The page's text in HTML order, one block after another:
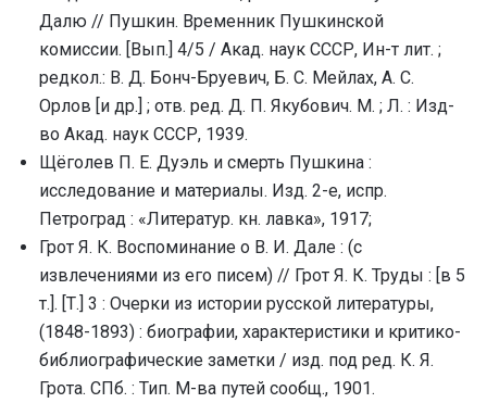
Далю // Пушкин. Временник Пушкинской
комиссии. [Вып.] 4/5 / Акад. наук СССР, Ин-т лит. ;
редкол.: В. Д. Бонч-Бруевич, Б. С. Мейлах, А. С.
Орлов [и др.] ; отв. ред. Д. П. Якубович. М. ; Л. : Изд-
во Акад. наук СССР, 1939.
Щёголев П. Е. Дуэль и смерть Пушкина :
исследование и материалы. Изд. 2-е, испр.
Петроград : «Литератур. кн. лавка», 1917;
Грот Я. К. Воспоминание о В. И. Дале : (с
извлечениями из его писем) // Грот Я. К. Труды : [в 5
т.]. [Т.] 3 : Очерки из истории русской литературы,
(1848-1893) : биографии, характеристики и критико-
библиографические заметки / изд. под ред. К. Я.
Грота. СПб. : Тип. М-ва путей сообщ., 1901.